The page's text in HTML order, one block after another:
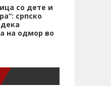
со дете и
српско
на одмор во